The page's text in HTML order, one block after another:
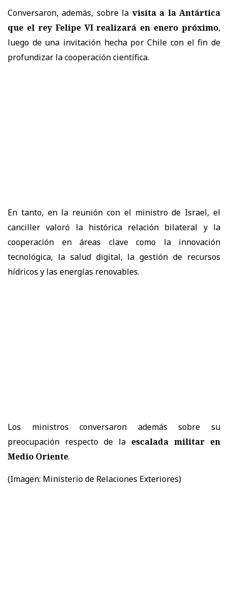
Conversaron, además, sobre la visita a la Antártica
que el rey Felipe VI realizará en enero próximo,
luego de una invitación hecha por Chile con el fin de
profundizar la cooperación científica.
En tanto, en la reunión con el ministro de Israel, el
canciller valoró la histórica relación bilateral y la
cooperación en áreas clave como la innovación
tecnológica, la salud digital, la gestión de recursos
hídricos y las energías renovables.
Los ministros conversaron además sobre su
preocupación respecto de la escalada militar en
Medio Oriente.
(Imagen: Ministerio de Relaciones Exteriores)